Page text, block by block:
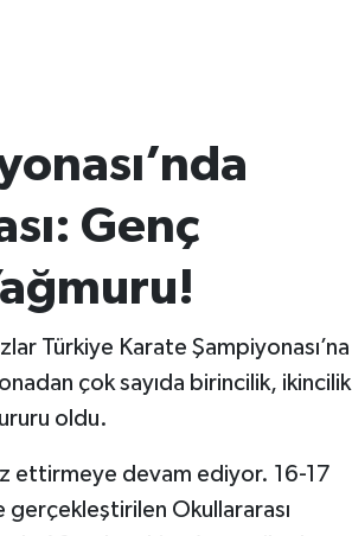
Genç
Türkiye Karate Şampiyonası’na
çok sayıda birincilik, ikincilik
oldu.
ettirmeye devam ediyor. 16-17
gerçekleştirilen Okullararası